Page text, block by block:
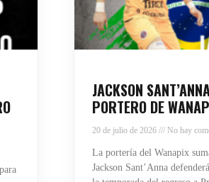
JACKSON
PORTERO DE
20 de julio de 2026 No hay
La portería del Wanapix
Jackson Sant’Anna